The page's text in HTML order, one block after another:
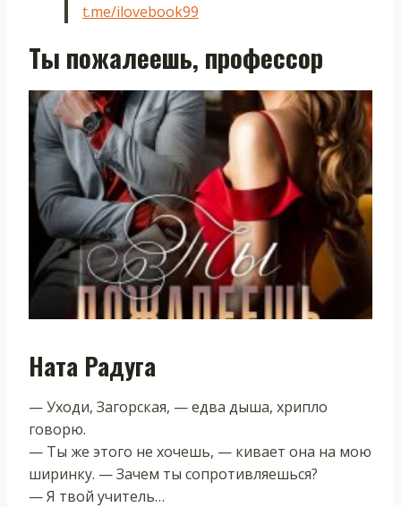
t.me/ilovebook99
Ты пожалеешь, профессор
Ната Радуга
— Уходи, Загорская, — едва дыша, хрипло
говорю.
— Ты же этого не хочешь, — кивает она на мою
ширинку. — Зачем ты сопротивляешься?
— Я твой учитель…